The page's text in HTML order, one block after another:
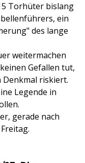
Torhüter bislang
ein
des lange
weitermachen
Gefallen tut,
riskiert.
Legende in
gerade nach